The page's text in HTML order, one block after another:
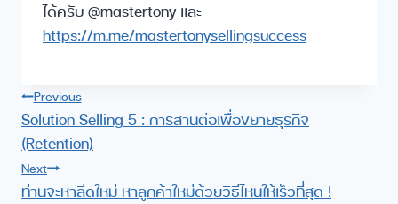
ได้ครับ @mastertony และ
https://m.me/mastertonysellingsuccess
Post
navigation
Previous
Solution Selling 5 : การสานต่อเพื่อขยายธุรกิจ
(Retention)
Next
ท่านจะหาลีดใหม่ หาลูกค้าใหม่ด้วยวิธีไหนให้เร็วที่สุด !